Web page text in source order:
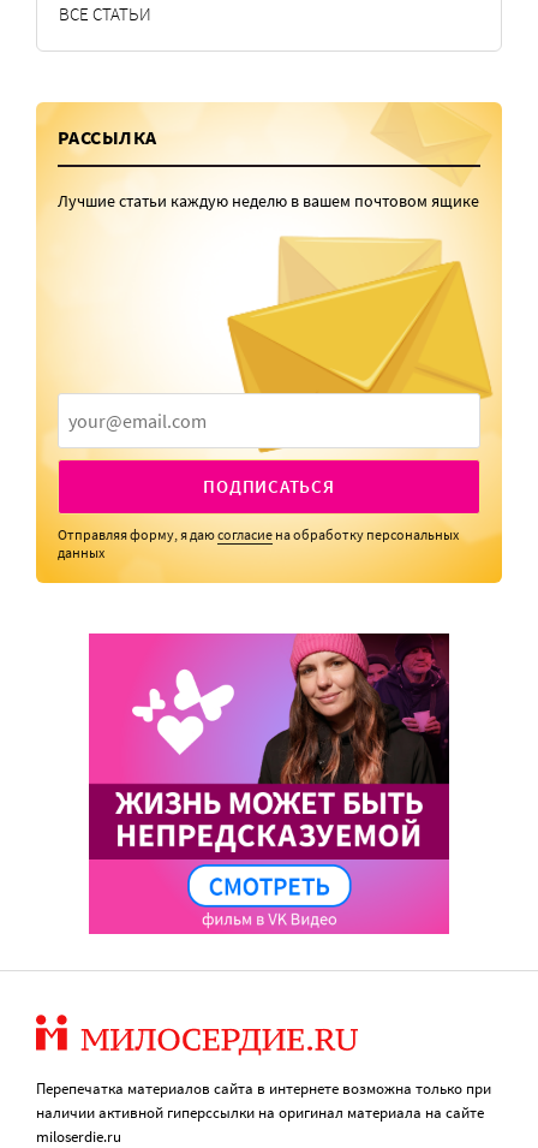
ВСЕ СТАТЬИ
РАССЫЛКА
Лучшие статьи каждую неделю в вашем почтовом ящике
ПОДПИСАТЬСЯ
Отправляя форму, я даюсогласие на обработку персональных
данных
Перепечатка материалов сайта в интернете возможна только при
наличии активной гиперссылки на оригинал материала на сайте
miloserdie.ru